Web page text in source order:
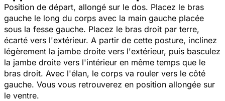
Position de départ, allongé sur le dos. Placez le bras
gauche le long du corps avec la main gauche placée
sous la fesse gauche. Placez le bras droit par terre,
écarté vers l'extérieur. A partir de cette posture, inclinez
légèrement la jambe droite vers l'extérieur, puis basculez
la jambe droite vers l'intérieur en même temps que le
bras droit. Avec l'élan, le corps va rouler vers le côté
gauche. Vous vous retrouverez en position allongée sur
le ventre.